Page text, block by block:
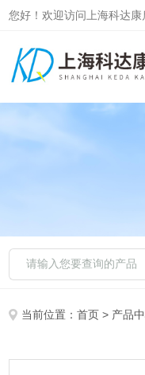
您好！欢迎访问上海科达康
当前位置：首页 > 产品